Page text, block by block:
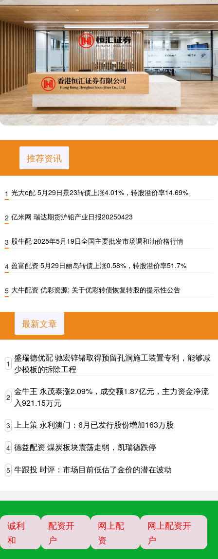
推荐资讯
1 光大e配 5月29日景23转债上涨4.01%，转股溢价率14.69%
2 亿米网 瑞达期货沪铅产业日报20250423
3 股牛配 2025年5月19日全国主要批发市场调和油价格行情
4 盈富配资 5月29日丽岛转债上涨0.58%，转股溢价率51.7%
5 大牛配资 优彩资源: 关于优彩转债恢复转股的提示性公告
最新文章
1
盛瑞德优配 驰宏锌锗取得预留孔洞施工装置专利，能够减
少模板的拆除工程
2
金牛王 永茂泰涨2.09%，成交额1.87亿元，主力资金净流
入921.15万元
3 上上策 永利澳门：6月已发行股份增加163万股
4 德益配资 煤炭板块震荡走弱，凯瑞德跌停
5 牛跟投 时评：市场目前低估了金价的潜在波动
诚利
和
配资开
户
网上配
资
网上配资开
户